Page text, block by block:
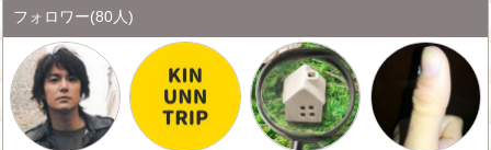
フォロワー(80人)